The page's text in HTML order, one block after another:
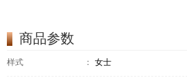
商品参数
样式 ： 女士